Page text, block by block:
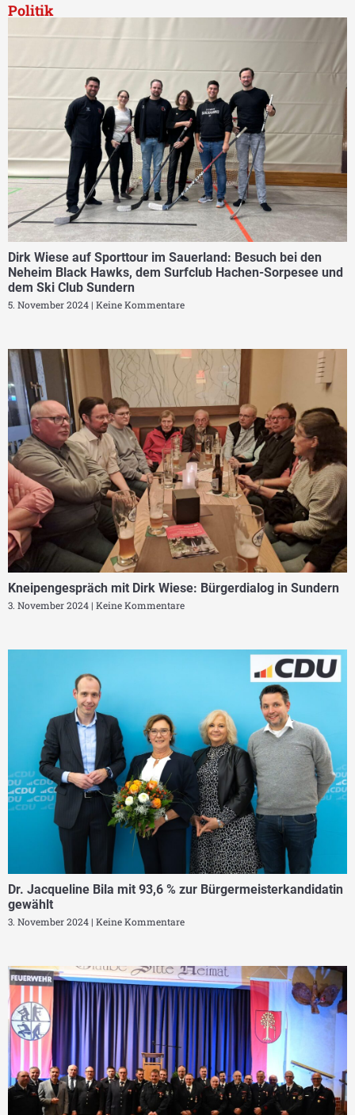
Politik
Dirk Wiese auf Sporttour im Sauerland: Besuch bei den
Neheim Black Hawks, dem Surfclub Hachen-Sorpesee und
dem Ski Club Sundern
5. November 2024 Keine Kommentare
Kneipengespräch mit Dirk Wiese: Bürgerdialog in Sundern
3. November 2024 Keine Kommentare
Dr. Jacqueline Bila mit 93,6 % zur Bürgermeisterkandidatin
gewählt
3. November 2024 Keine Kommentare